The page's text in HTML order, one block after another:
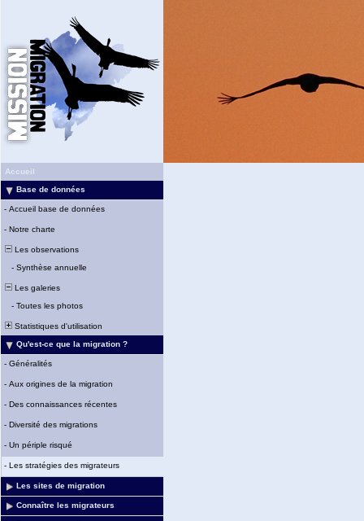
Accueil
Base de données
- Accueil base de données
- Notre charte
Les observations
- Synthèse annuelle
Les galeries
- Toutes les photos
Statistiques d'utilisation
Qu'est-ce que la migration ?
- Généralités
- Aux origines de la migration
- Des connaissances récentes
- Diversité des migrations
- Un périple risqué
- Les stratégies des migrateurs
Les sites de migration
Connaître les migrateurs